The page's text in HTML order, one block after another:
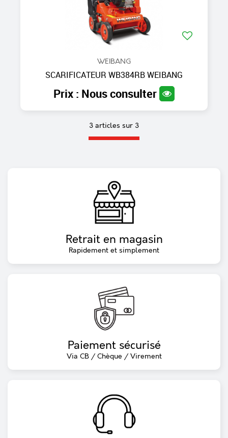
WEIBANG
SCARIFICATEUR WB384RB WEIBANG
Prix : Nous consulter
3 articles sur 3
Retrait en magasin
Rapidement et simplement
Paiement sécurisé
Via CB / Chèque / Virement